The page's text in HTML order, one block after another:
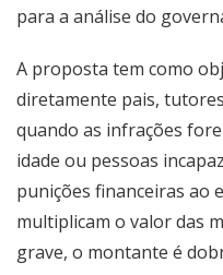
para a análise do
A proposta tem como
diretamente pais,
quando as infrações
idade ou pessoas
punições financeiras ao
multiplicam o valor das
grave, o montante é